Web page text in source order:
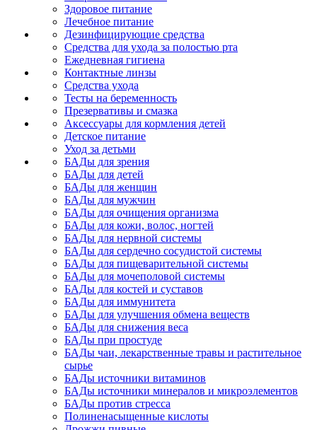
Здоровое питание
Лечебное питание
Дезинфицирующие средства
Средства для ухода за полостью рта
Ежедневная гигиена
Контактные линзы
Средства ухода
Тесты на беременность
Презервативы и смазка
Аксессуары для кормления детей
Детское питание
Уход за детьми
БАДы для зрения
БАДы для детей
БАДы для женщин
БАДы для мужчин
БАДы для очищения организма
БАДы для кожи, волос, ногтей
БАДы для нервной системы
БАДы для сердечно сосудистой системы
БАДы для пищеварительной системы
БАДы для мочеполовой системы
БАДы для костей и суставов
БАДы для иммунитета
БАДы для улучшения обмена веществ
БАДы для снижения веса
БАДы при простуде
БАДы чаи, лекарственные травы и растительное
сырье
БАДы источники витаминов
БАДы источники минералов и микроэлементов
БАДы против стресса
Полиненасыщенные кислоты